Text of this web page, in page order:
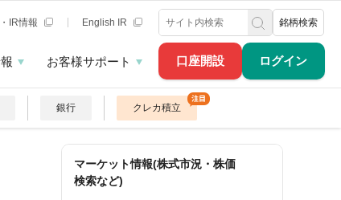
口座開設 ログイン
IR情報 English IR 銘柄検索
お客様サポート
銀行 クレカ積立
マーケット情報(株式市況・株価
検索など)